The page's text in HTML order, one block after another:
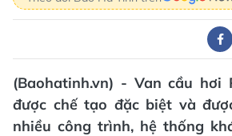
(Baohatinh.vn) - Van cầu
được chế tạo đặc biệt và
nhiều công trình, hệ thống